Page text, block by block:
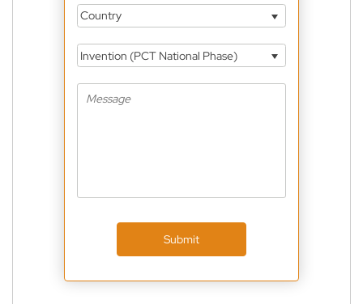
Country
Invention (PCT National Phase)
Submit